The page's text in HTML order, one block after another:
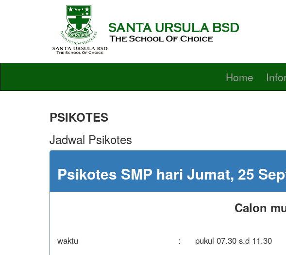
Home
PSIKOTES
Jadwal Psikotes
Psikotes SMP hari Jumat, 25
Calon
waktu :
pukul 07.30 s.d 11.30